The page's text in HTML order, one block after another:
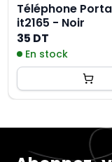
Téléphone
it2165 - Noir
35 DT
En stock